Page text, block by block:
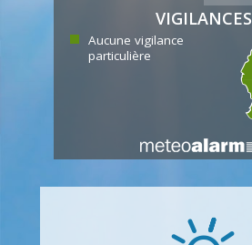
VIGILANCES
Aucune vigilance
particulière